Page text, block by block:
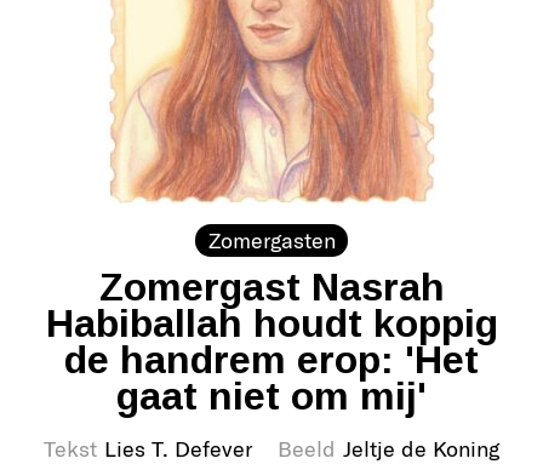
Zomergasten
Zomergast Nasrah
Habiballah houdt koppig
de handrem erop: 'Het
gaat niet om mij'
Tekst Lies T. Defever Beeld Jeltje de Koning